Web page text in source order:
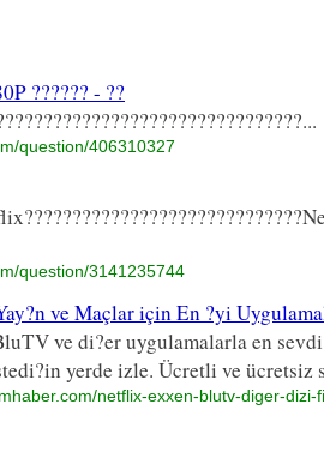
?????? - ??
question/406310327
question/3141235744
ve Maçlar için En ?yi
ve di?er uygulamalarla en
yerde izle. Ücretli ve ücretsiz
netflix-exxen-blutv-diger-